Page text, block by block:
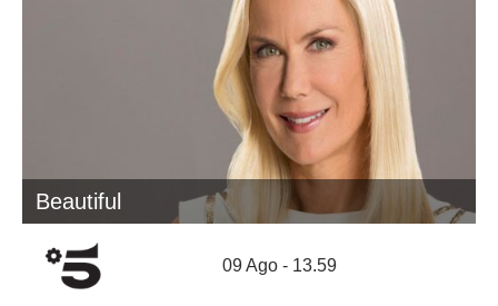
Beautiful
09 Ago - 13.59